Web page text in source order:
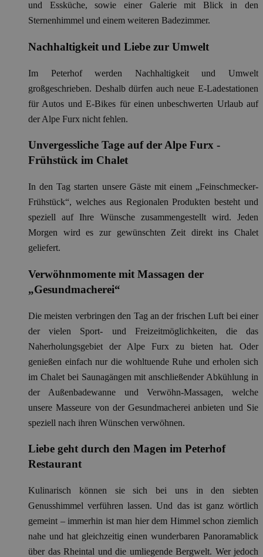
und Essküche, sowie einer Galerie mit Blick in den
Sternenhimmel und einem weiteren Badezimmer.
Nachhaltigkeit und Liebe zur Umwelt
Im Peterhof werden Nachhaltigkeit und Umwelt
großgeschrieben. Deshalb dürfen auch neue E-Ladestationen
für Autos und E-Bikes für einen unbeschwerten Urlaub auf
der Alpe Furx nicht fehlen.
Unvergessliche Tage auf der Alpe Furx -
Frühstück im Chalet
In den Tag starten unsere Gäste mit einem „Feinschmecker-
Frühstück“, welches aus Regionalen Produkten besteht und
speziell auf Ihre Wünsche zusammengestellt wird. Jeden
Morgen wird es zur gewünschten Zeit direkt ins Chalet
geliefert.
Verwöhnmomente mit Massagen der
„Gesundmacherei“
Die meisten verbringen den Tag an der frischen Luft bei einer
der vielen Sport- und Freizeitmöglichkeiten, die das
Naherholungsgebiet der Alpe Furx zu bieten hat. Oder
genießen einfach nur die wohltuende Ruhe und erholen sich
im Chalet bei Saunagängen mit anschließender Abkühlung in
der Außenbadewanne und Verwöhn-Massagen, welche
unsere Masseure von der Gesundmacherei anbieten und Sie
speziell nach ihren Wünschen verwöhnen.
Liebe geht durch den Magen im Peterhof
Restaurant
Kulinarisch können sie sich bei uns in den siebten
Genusshimmel verführen lassen. Und das ist ganz wörtlich
gemeint – immerhin ist man hier dem Himmel schon ziemlich
nahe und hat gleichzeitig einen wunderbaren Panoramablick
über das Rheintal und die umliegende Bergwelt. Wer jedoch